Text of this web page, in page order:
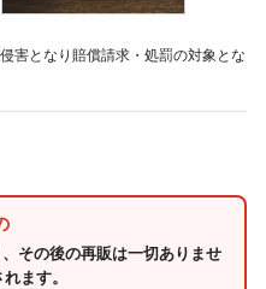
害となり賠償請求・処罰の対象とな
その後の再販は一切ありませ
ます。